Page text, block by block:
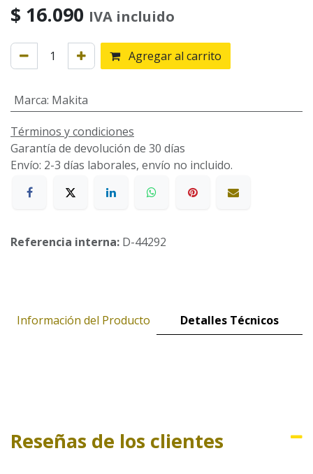
$ 16.090 IVA incluido
Agregar al carrito
Marca: Makita
Términos y condiciones
Garantía de devolución de 30 días
Envío: 2-3 días laborales, envío no incluido.
Referencia interna: D-44292
Información del Producto Detalles Técnicos
Reseñas de los clientes